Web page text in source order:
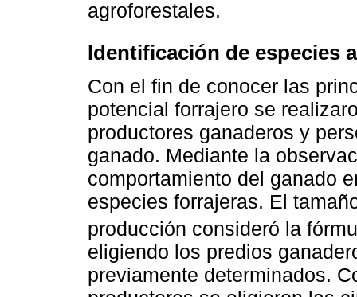
agroforestales.
Identificación de especies
Con el fin de conocer las
potencial forrajero se
productores ganaderos y
ganado. Mediante la
comportamiento del ganado
especies forrajeras. El
producción consideró la
eligiendo los predios
previamente determinados.